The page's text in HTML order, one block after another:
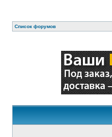
Список форумов